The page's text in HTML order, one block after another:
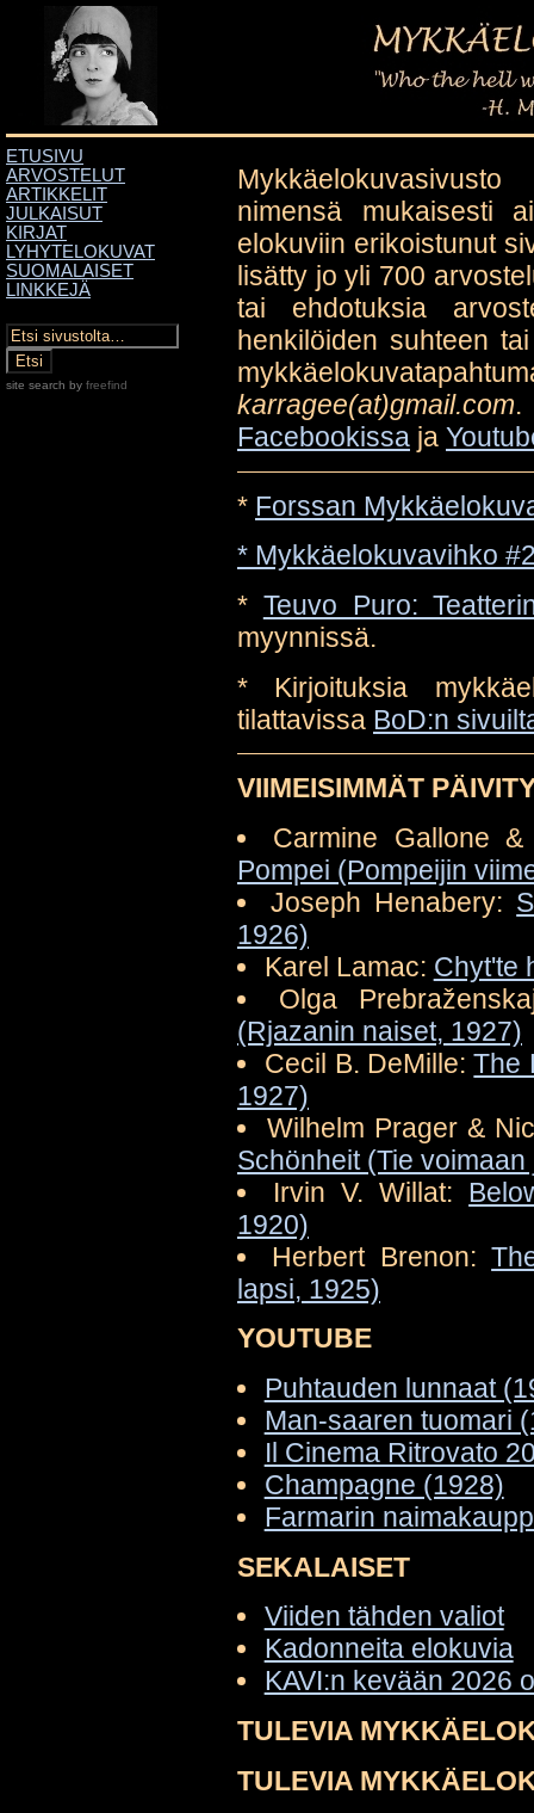
ETUSIVU
ARVOSTELUT
ARTIKKELIT
JULKAISUT
KIRJAT
LYHYTELOKUVAT
SUOMALAISET
LINKKEJÄ
site search by freefind
nimensä mukaisesti
elokuviin erikoistunut
lisätty jo yli 700
tai ehdotuksia
henkilöiden suhteen
karragee(at)gmail.com.
Facebookissa ja
* Forssan
* Mykkäelokuvavihko
* Teuvo Puro:
myynnissä.
* Kirjoituksia
tilattavissa BoD:n
VIIMEISIMMÄT
Carmine Gallone
Pompei (Pompeijin
Joseph Henabery:
1926)
Karel Lamac: Chyt'te
Olga
(Rjazanin naiset, 1927)
Cecil B. DeMille:The
1927)
Wilhelm Prager &
Schönheit (Tie
Irvin V. Willat:
1920)
Herbert Brenon:
lapsi, 1925)
YOUTUBE
Puhtauden lunnaat
Man-saaren tuomari
Il Cinema Ritrovato
Champagne (1928)
Farmarin
SEKALAISET
Viiden tähden valiot
Kadonneita elokuvia
KAVI:n kevään 2026
TULEVIA
TULEVIA